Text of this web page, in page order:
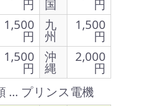
円 国
円
1,500
円
九
州
1,500
円
1,500
円
沖
縄
2,000
円
… プリンス電機